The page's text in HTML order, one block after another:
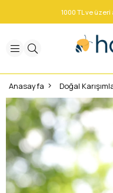
1000 TL ve
Anasayfa Doğal